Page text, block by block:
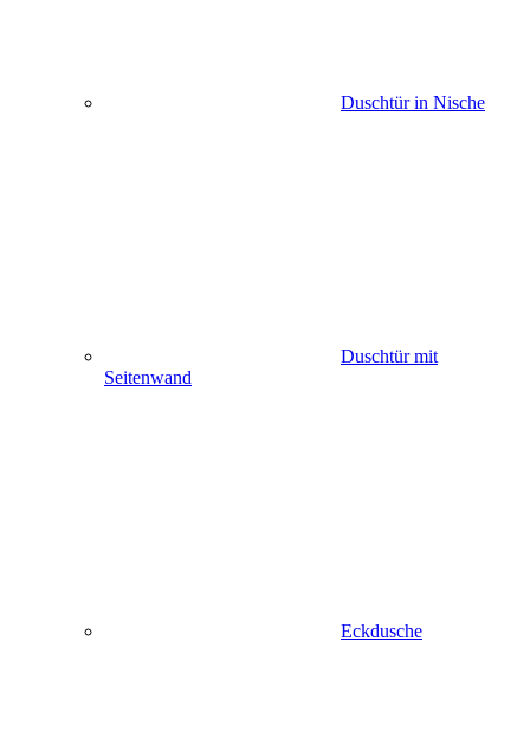
Duschtür in Nische
Duschtür mit
Seitenwand
Eckdusche